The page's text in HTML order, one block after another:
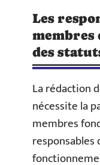
Les
membres
des
La rédaction
nécessite la
membres
responsables